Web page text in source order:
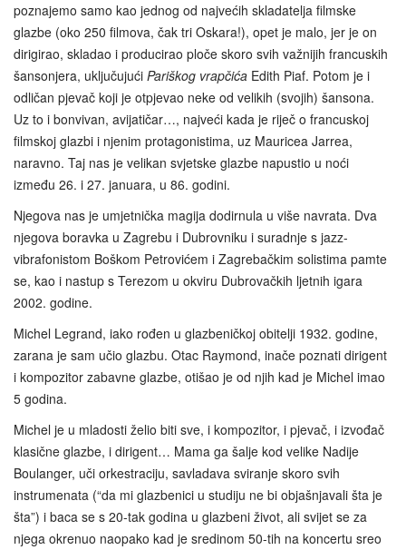
poznajemo samo kao jednog od najvećih skladatelja filmske
glazbe (oko 250 filmova, čak tri Oskara!), opet je malo, jer je on
dirigirao, skladao i producirao ploče skoro svih važnijih francuskih
šansonjera, uključujući Pariškog vrapčića Edith Piaf. Potom je i
odličan pjevač koji je otpjevao neke od velikih (svojih) šansona.
Uz to i bonvivan, avijatičar…, najveći kada je riječ o francuskoj
filmskoj glazbi i njenim protagonistima, uz Mauricea Jarrea,
naravno. Taj nas je velikan svjetske glazbe napustio u noći
između 26. i 27. januara, u 86. godini.
Njegova nas je umjetnička magija dodirnula u više navrata. Dva
njegova boravka u Zagrebu i Dubrovniku i suradnje s jazz-
vibrafonistom Boškom Petrovićem i Zagrebačkim solistima pamte
se, kao i nastup s Terezom u okviru Dubrovačkih ljetnih igara
2002. godine.
Michel Legrand, iako rođen u glazbeničkoj obitelji 1932. godine,
zarana je sam učio glazbu. Otac Raymond, inače poznati dirigent
i kompozitor zabavne glazbe, otišao je od njih kad je Michel imao
5 godina.
Michel je u mladosti želio biti sve, i kompozitor, i pjevač, i izvođač
klasične glazbe, i dirigent… Mama ga šalje kod velike Nadije
Boulanger, uči orkestraciju, savladava sviranje skoro svih
instrumenata (“da mi glazbenici u studiju ne bi objašnjavali šta je
šta”) i baca se s 20-tak godina u glazbeni život, ali svijet se za
njega okrenuo naopako kad je sredinom 50-tih na koncertu sreo